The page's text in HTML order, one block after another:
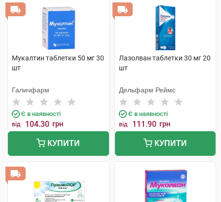
Мукалтин таблетки 50 мг 30
шт
Галичфарм
Є в наявності
від 104.30 грн
КУПИТИ
Лазолван таблетки 30 мг 20
шт
Дельфарм Реймс
Є в наявності
від 111.90 грн
КУПИТИ